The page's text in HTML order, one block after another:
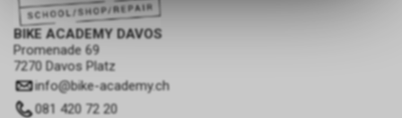
BIKE ACADEMY DAVOS
Promenade 69
7270 Davos Platz
info@bike-academy.ch
081 420 72 20
ermöglichen. Bitte beachten Sie,
dass die gespeicherten Daten
keinerlei Rückschlüsse auf Ihre
zulassen.